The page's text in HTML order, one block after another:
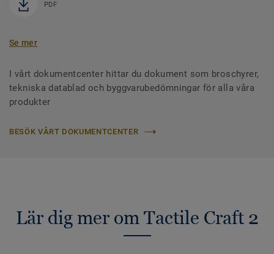
PDF
Se mer
I vårt dokumentcenter hittar du dokument som broschyrer,
tekniska datablad och byggvarubedömningar för alla våra
produkter
BESÖK VÅRT DOKUMENTCENTER
Lär dig mer om Tactile Craft 2